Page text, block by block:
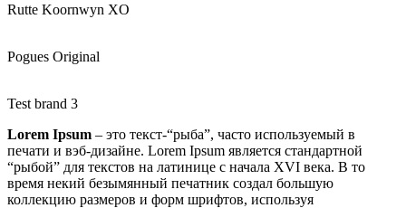
Rutte Koornwyn XO
Pogues Original
Test brand 3
Lorem Ipsum – это текст-“рыба”, часто используемый в
печати и вэб-дизайне. Lorem Ipsum является стандартной
“рыбой” для текстов на латинице с начала XVI века. В то
время некий безымянный печатник создал большую
коллекцию размеров и форм шрифтов, используя